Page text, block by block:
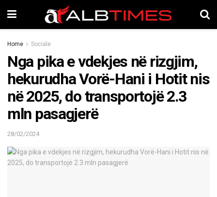
Home Sociale
Nga pika e vdekjes në rizgjim,
hekurudha Vorë-Hani i Hotit nis
në 2025, do transportojë 2.3
mln pasagjerë
28/02/2024